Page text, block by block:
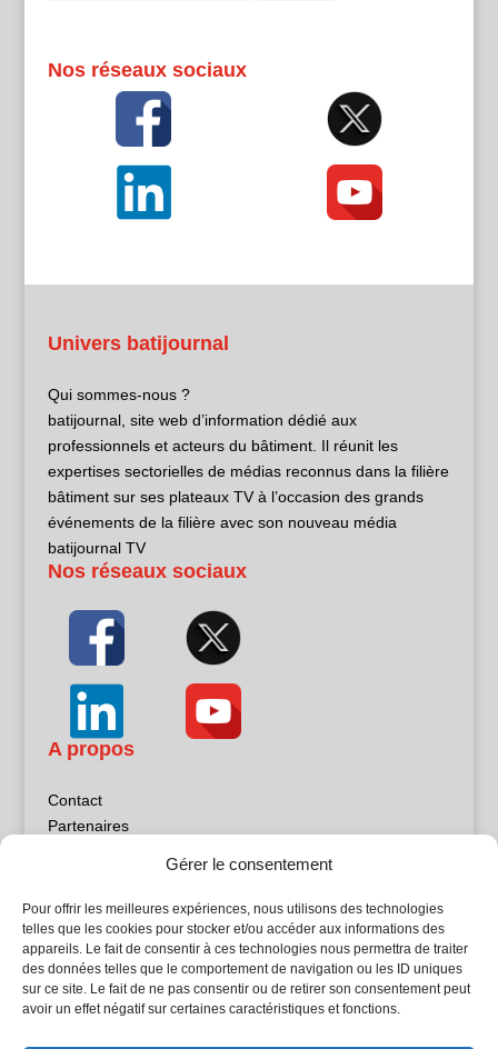
Gérer le consentement
Pour offrir les meilleures expériences, nous utilisons des technologies
telles que les cookies pour stocker et/ou accéder aux informations des
appareils. Le fait de consentir à ces technologies nous permettra de traiter
des données telles que le comportement de navigation ou les ID uniques
sur ce site. Le fait de ne pas consentir ou de retirer son consentement peut
avoir un effet négatif sur certaines caractéristiques et fonctions.
Nos réseaux sociaux
Univers batijournal
Qui sommes-nous ?
batijournal, site web d’information dédié aux
professionnels et acteurs du bâtiment. Il réunit les
expertises sectorielles de médias reconnus dans la filière
bâtiment sur ses plateaux TV à l’occasion des grands
événements de la filière avec son nouveau média
batijournal TV
Nos réseaux sociaux
A propos
Contact
Partenaires
Politique de confidentialité
Sites partenaires
5Façades
Atrium Patrimoine